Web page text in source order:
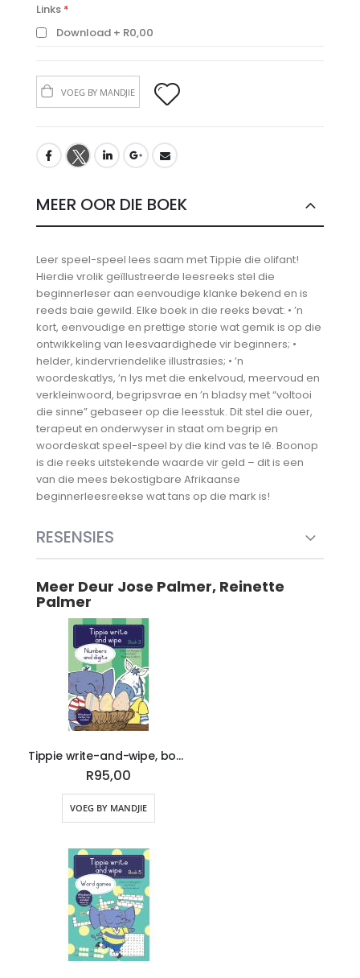
Links
Download
R0,00
VOEG BY MANDJIE
MEER OOR DIE BOEK
Leer speel-speel lees saam met Tippie die olifant!
Hierdie vrolik geïllustreerde leesreeks stel die
beginnerleser aan eenvoudige klanke bekend en is
reeds baie gewild. Elke boek in die reeks bevat: • ’n
kort, eenvoudige en prettige storie wat gemik is op die
ontwikkeling van leesvaardighede vir beginners; •
helder, kindervriendelike illustrasies; • ’n
woordeskatlys, ’n lys met die enkelvoud, meervoud en
verkleinwoord, begripsvrae en ’n bladsy met “voltooi
die sinne” gebaseer op die leesstuk. Dit stel die ouer,
terapeut en onderwyser in staat om begrip en
woordeskat speel-speel by die kind vas te lê. Boonop
is die reeks uitstekende waarde vir geld – dit is een
van die mees bekostigbare Afrikaanse
beginnerleesreekse wat tans op die mark is!
RESENSIES
Meer Deur Jose Palmer, Reinette
Palmer
Tippie write-and-wipe, book 3: Numbers and digits
R95,00
VOEG BY MANDJIE